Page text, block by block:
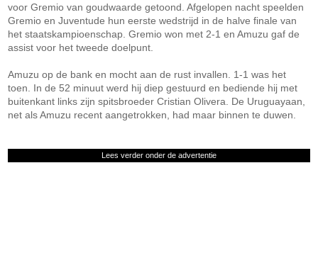
voor Gremio van goudwaarde getoond. Afgelopen nacht speelden
Gremio en Juventude hun eerste wedstrijd in de halve finale van
het staatskampioenschap. Gremio won met 2-1 en Amuzu gaf de
assist voor het tweede doelpunt.
Amuzu op de bank en mocht aan de rust invallen. 1-1 was het
toen. In de 52 minuut werd hij diep gestuurd en bediende hij met
buitenkant links zijn spitsbroeder Cristian Olivera. De Uruguayaan,
net als Amuzu recent aangetrokken, had maar binnen te duwen.
Lees verder onder de advertentie